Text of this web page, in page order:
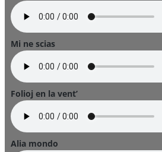
Mi ne scias
Folioj en la vent’
Alia mondo